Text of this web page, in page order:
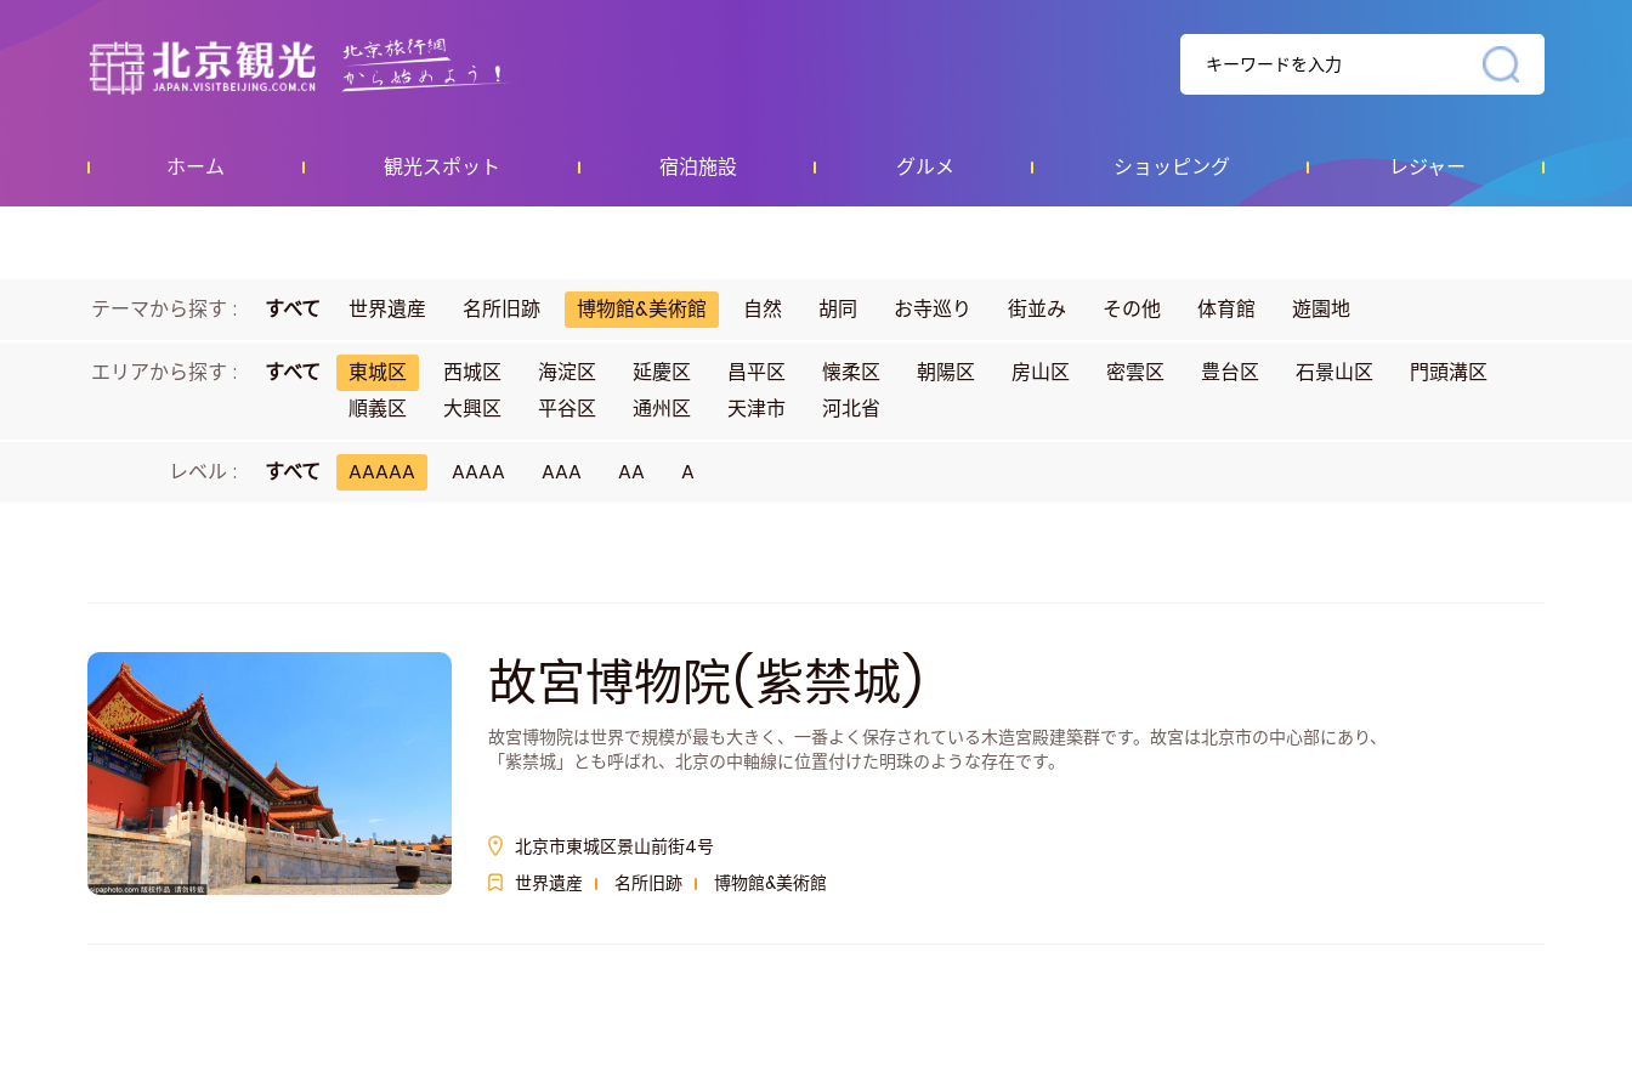
ホーム 観光スポット 宿泊施設 グルメ ショッピング レジャー
テーマから探す : すべて 世界遺産 名所旧跡 博物館&美術館 自然 胡同 お寺巡り 街並み その他 体育館 遊園地
エリアから探す : すべて 東城区 西城区 海淀区 延慶区 昌平区 懐柔区 朝陽区 房山区 密雲区 豊台区 石景山区
門頭溝区
順義区
大興区 平谷区 通州区 天津市 河北省
レベル : すべて AAAAA AAAA AAA AA A
故宮博物院(紫禁城)
故宮博物院は世界で規模が最も大きく、一番よく保存されている木造宮殿建築群です。故宮は北京市の中心部にあり、
「紫禁城」とも呼ばれ、北京の中軸線に位置付けた明珠のような存在です。
北京市東城区景山前街4号
世界遺産
名所旧跡 博物館&美術館